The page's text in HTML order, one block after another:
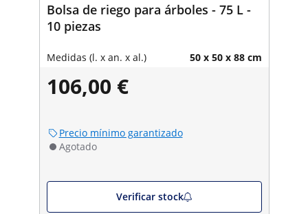
Bolsa de riego para árboles - 75 L -
10 piezas
Medidas (l. x an. x al.) 50 x 50 x 88 cm
106,00 €
Precio mínimo garantizado
Agotado
Verificar stock